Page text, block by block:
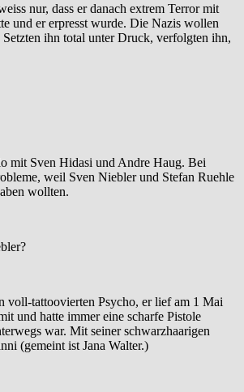
nur, dass er danach extrem Terror mit
und er erpresst wurde. Die Nazis wollen
ihn total unter Druck, verfolgten ihn,
mit Sven Hidasi und Andre Haug. Bei
weil Sven Niebler und Stefan Ruehle
wollten.
voll-tattoovierten Psycho, er lief am 1 Mai
und hatte immer eine scharfe Pistole
war. Mit seiner schwarzhaarigen
(gemeint ist Jana Walter.)